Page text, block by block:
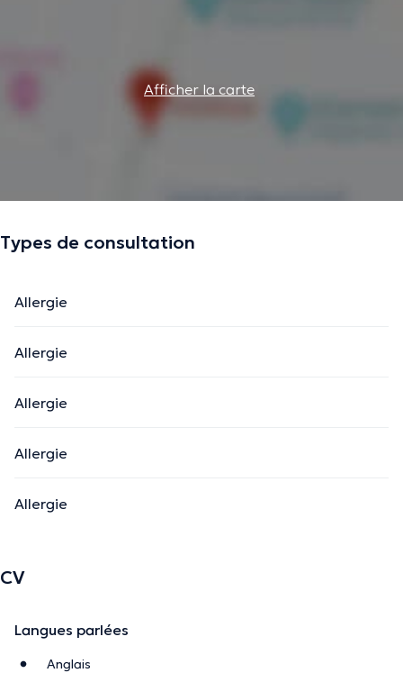
Afficher la carte
Types de consultation
Allergie
Allergie
Allergie
Allergie
Allergie
CV
Langues parlées
Anglais